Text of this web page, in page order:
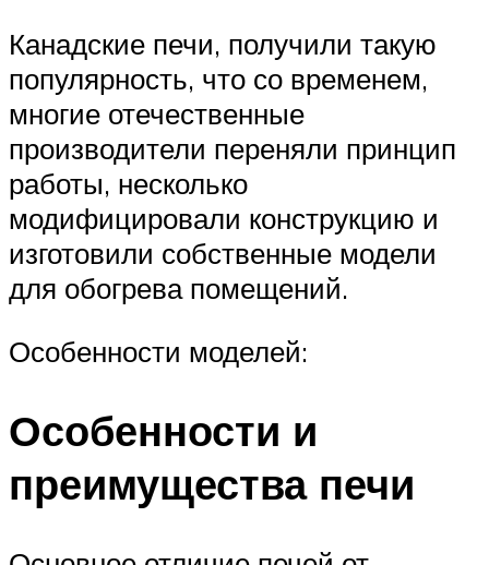
Канадские печи, получили такую
популярность, что со временем,
многие отечественные
производители переняли принцип
работы, несколько
модифицировали конструкцию и
изготовили собственные модели
для обогрева помещений.
Особенности моделей:
Особенности и
преимущества печи